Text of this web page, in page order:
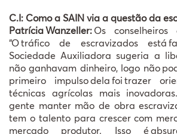
C.I: Como a SAIN via a questão da
PatríciaWanzeller:Os
“Otráfico de escravizados está
Sociedade Auxiliadora sugeria a
não ganhavam dinheiro, logo não
primeiro impulsodelafoitrazer
técnicas agrícolas mais inovadoras.
gente manter mão de obra
tem o talento para crescer com
mercado produtor. Isso é